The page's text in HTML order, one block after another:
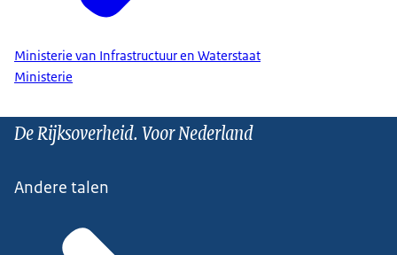
Ministerie van Infrastructuur en Waterstaat
Ministerie
De Rijksoverheid. Voor Nederland
Andere talen